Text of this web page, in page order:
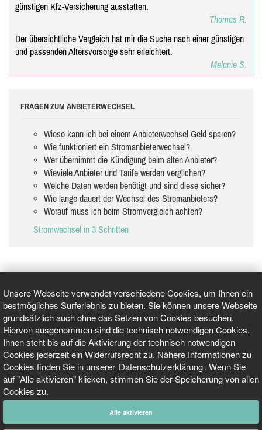
Unsere Webseite verwendet verschiedene Cookies, um Ihnen ein
bestmögliches Surferlebnis zu bieten. Sie können unsere Webseite
grundsätzlich auch ohne das Setzen von Cookies besuchen.
Hiervon ausgenommen sind die technisch notwendigen Cookies.
Ihnen steht bis auf die Aktivierung der technisch notwendigen
Cookies jederzeit ein Widerrufsrecht zu. Nähere Informationen zu
Cookies finden Sie in unserer Datenschutzerklärung. Wenn Sie
auf "Alle aktivieren" klicken, stimmen Sie der Speicherung von allen
Cookies zu.
Alle aktivieren
günstigen Kfz-Versicherung ausstatten.
Thomas R.
Der übersichtliche Vergleich hat mir die Suche nach einer günstigen
und passenden Altersvorsorge sehr erleichtert.
Melanie S.
FRAGEN ZUM ANBIETERWECHSEL
Wieso kann ich bei einem Anbieterwechsel Geld sparen?
Wie funktioniert ein Stromanbieterwechsel?
Wer übernimmt die Kündigung beim alten Anbieter?
Wieviele Anbieter und Tarife werden verglichen?
Welche Daten werden benötigt und sind diese sicher?
Wie lange dauert der Wechsel des Stromanbieters?
Worauf muss ich beim Stromvergleich achten?
Stromwechsel in 3 Schritten
GEPRÜFT UND ZERTIFIZIERT
AKTUELLE NACHRICHTEN
TARIFO.DE